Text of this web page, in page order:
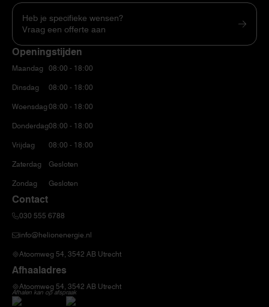
Heb je specifieke wensen?
Vraag een offerte aan
Openingstijden
Maandag
Dinsdag
Woensdag
Donderdag
Vrijdag
Zaterdag
Zondag
08:00 - 18:00
08:00 - 18:00
08:00 - 18:00
08:00 - 18:00
08:00 - 18:00
Gesloten
Gesloten
Contact
030 555 6788
info@helionenergie.nl
Atoomweg 54, 3542 AB Utrecht
Afhaaladres
Atoomweg 54, 3542 AB Utrecht
Afhalen kan op afspraak